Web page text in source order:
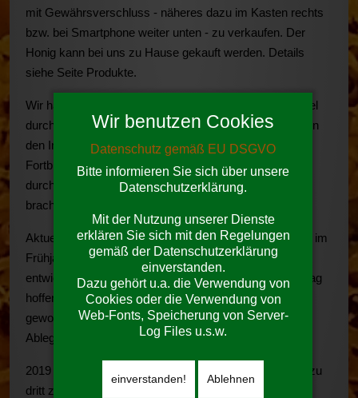
mit Gewährsverschluss - näheres dazu im Kasten rechts
bzw. bei Smartphone weiter unten - zu verkaufen. Der
Honig kann bei uns zu Hause gekauft werden. Details
siehe Seite Produkte.
Wir halten uns ständig auf dem Laufenden. Zum Beispiel
durch das Lesen von Fachzeitschriften, den Besuch von
den Imker-Stammtischen und durch regelmäßige
Fortbildungen. Die letzte von uns besuchte Fortbildung,
durchgeführt vom Landesverband Hessischer Imker,
brachte uns die Zucht von Königinnen näher.
Aktuell haben wir 6 Völker. Unser Ziel ist, in jedem Jahr im
Frühjahr mit vier Wirtschaftsvölkern (das sind gut
entwickelte Völker, die auf einen ordentlichen Honigertrag
hoffen lassen) zu starten., Tjaa. jetzt sind's doch mehr
geworden. Von 7 eingewinderten Völkern, davon drei
Ableger, haben 6 den Winter überlebt.
2019 haben wir Zuwachs bekommen, Wir imkern jetzt zu
dritt zusammen mit Stefan!
Wir benutzen Cookies
Datenschutz gemäß EU DSGVO
Bitte informieren Sie sich über unsere
Datenschutzerklärung.
Mit der Nutzung unserer Dienste
erklären Sie sich mit den Regelungen
gemäß der Datenschutzerklärung
einverstanden.
Dazu gehört u.a. die Verwendung von
Cookies oder die Verwendung von
Web-Fonts, Speicherung von Server-
Log Files u.s.w.
einverstanden! Ablehnen